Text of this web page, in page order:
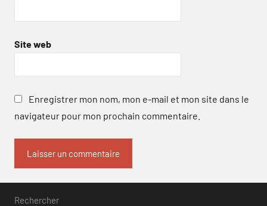
Site web
Enregistrer mon nom, mon e-mail et mon site dans le
navigateur pour mon prochain commentaire.
Rechercher